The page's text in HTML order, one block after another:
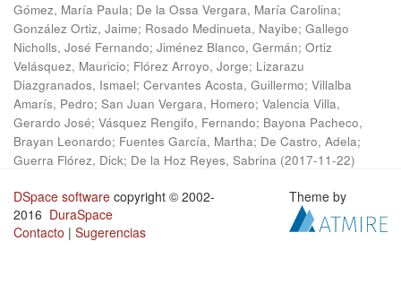
Gómez, María Paula; De la Ossa Vergara, María Carolina;
González Ortiz, Jaime; Rosado Medinueta, Nayibe; Gallego
Nicholls, José Fernando; Jiménez Blanco, Germán; Ortiz
Velásquez, Mauricio; Flórez Arroyo, Jorge; Lizarazu
Diazgranados, Ismael; Cervantes Acosta, Guillermo; Villalba
Amarís, Pedro; San Juan Vergara, Homero; Valencia Villa,
Gerardo José; Vásquez Rengifo, Fernando; Bayona Pacheco,
Brayan Leonardo; Fuentes García, Martha; De Castro, Adela;
Guerra Flórez, Dick; De la Hoz Reyes, Sabrina (2017-11-22)
DSpace software copyright © 2002-
2016 DuraSpace
Contacto | Sugerencias
Theme by